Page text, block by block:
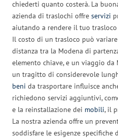
chiederti quanto costerà. La
azienda di traslochi offre servizi
aiutando a rendere il tuo
Il costo di un trasloco può
distanza tra la Modena di
elemento chiave, e un viaggio da
un tragitto di considerevole
beni da trasportare influisce
richiedono servizi aggiuntivi,
e la reinstallazione dei mobili, il
La nostra azienda offre un
soddisfare le esigenze specifiche